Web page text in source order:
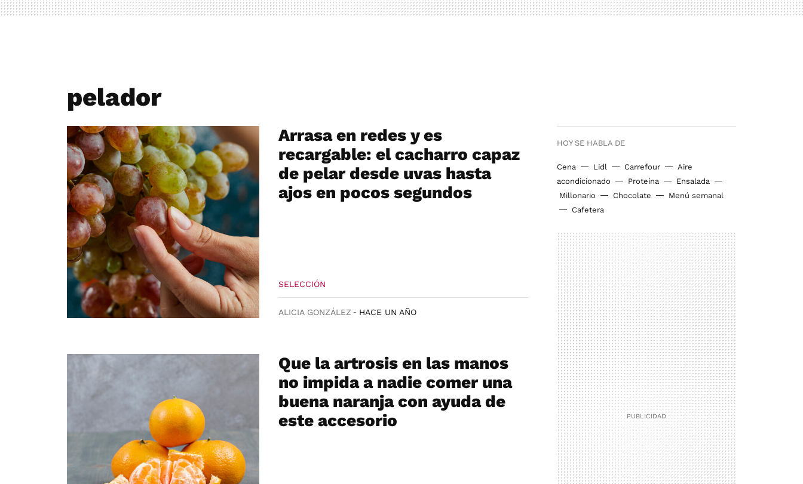
pelador
HOY SE HABLA DE
Cena Lidl Carrefour
Aire
acondicionado
Proteína
Ensalada
Millonario
Chocolate
Menú semanal
Cafetera
Arrasa en redes y es
recargable: el cacharro capaz
de pelar desde uvas hasta
ajos en pocos segundos
SELECCIÓN
ALICIA GONZÁLEZ HACE UN AÑO
Que la artrosis en las manos
no impida a nadie comer una
buena naranja con ayuda de
este accesorio